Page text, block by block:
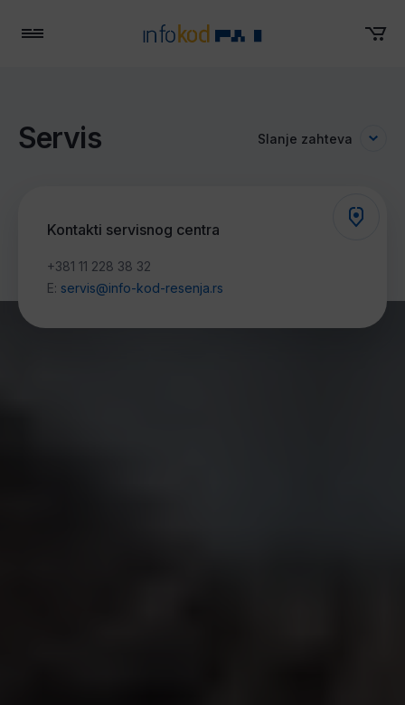
Servis Slanje zahteva
Kontakti servisnog centra
+381 11 228 38 32
E: servis@info-kod-resenja.rs